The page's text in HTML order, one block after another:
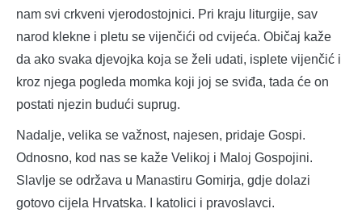
nam svi crkveni vjerodostojnici. Pri kraju liturgije, sav
narod klekne i pletu se vijenčići od cvijeća. Običaj kaže
da ako svaka djevojka koja se želi udati, isplete vijenčić i
kroz njega pogleda momka koji joj se sviđa, tada će on
postati njezin budući suprug.
Nadalje, velika se važnost, najesen, pridaje Gospi.
Odnosno, kod nas se kaže Velikoj i Maloj Gospojini.
Slavlje se održava u Manastiru Gomirja, gdje dolazi
gotovo cijela Hrvatska. I katolici i pravoslavci.